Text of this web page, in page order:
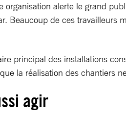
organisation alerte le grand
Beaucoup de ces travailleurs
principal des installations
la réalisation des chantiers
agir